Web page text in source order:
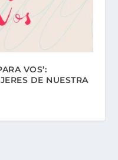
VOS’:
DE NUESTRA